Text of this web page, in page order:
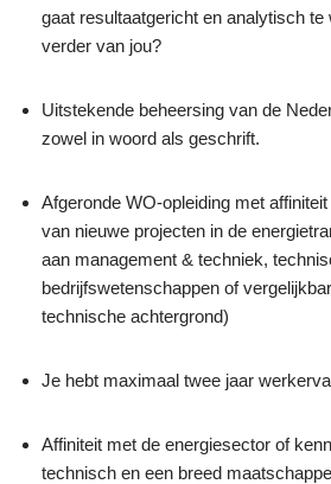
gaat resultaatgericht en analytisch te
verder van jou?
Uitstekende beheersing van de
zowel in woord als geschrift.
Afgeronde WO-opleiding met
van nieuwe projecten in de
aan management & techniek,
bedrijfswetenschappen of
technische achtergrond)
Je hebt maximaal twee jaar
Affiniteit met de energiesector of
technisch en een breed